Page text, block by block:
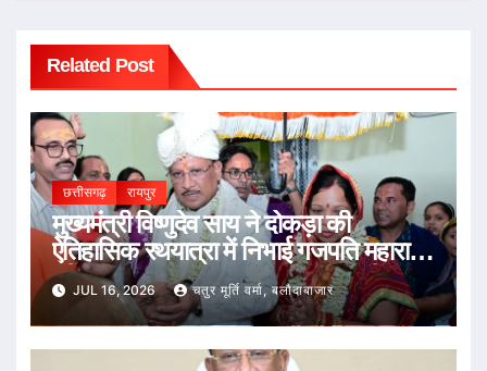
Related Post
छत्तीसगढ़ रायपुर
मुख्यमंत्री विष्णुदेव साय ने दोकड़ा की
ऐतिहासिक रथयात्रा में निभाई गजपति महाराजा
की परंपरा : भगवान जगन्नाथ का रथ खींचकर
प्रदेशवासियों के सुख, समृद्धि और खुशहाली की
कामना की
JUL 16, 2026 चतुर मूर्ति वर्मा, बलौदाबाजार